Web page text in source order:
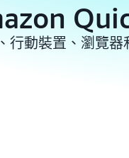
行動裝置、瀏覽